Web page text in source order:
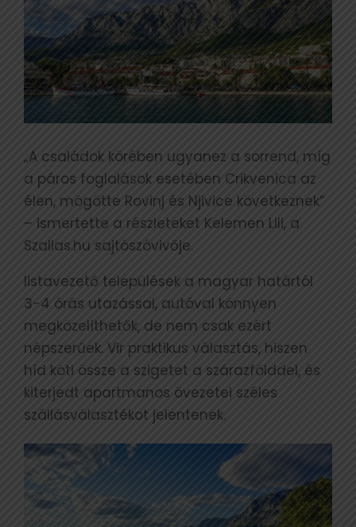
„A családok körében ugyanez a sorrend, míg
a páros foglalások esetében Crikvenica az
élen, mögötte Rovinj és Njivice következnek”
– ismertette a részleteket Kelemen Lili, a
Szallas.hu sajtószóvivője.
listavezető települések a magyar határtól
3-4 órás utazással, autóval könnyen
megközelíthetők, de nem csak ezért
népszerűek. Vir praktikus választás, hiszen
híd köti össze a szigetet a szárazfölddel, és
kiterjedt apartmanos övezetei széles
szállásválasztékot jelentenek.